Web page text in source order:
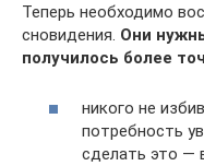
Теперь необходимо
сновидения. Они
получилось более
никого не
потребность
сделать это —